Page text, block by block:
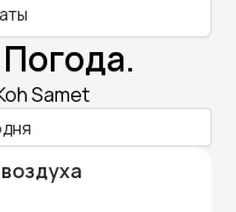
Samet